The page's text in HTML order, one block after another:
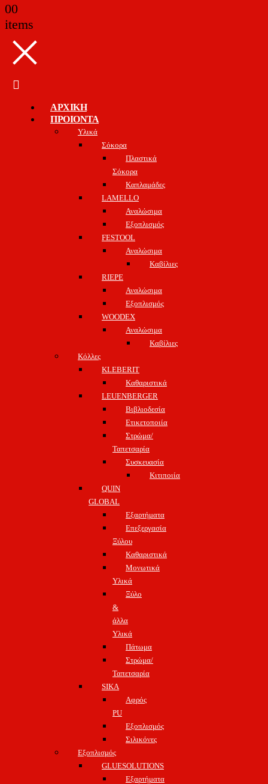
00
items
ΑΡΧΙΚΗ
ΠΡΟΙΟΝΤΑ
Υλικά
Σόκορα
Πλαστικά
Σόκορα
Καπλαμάδες
LAMELLO
Αναλώσιμα
Εξοπλισμός
FESTOOL
Αναλώσιμα
Καβίλιες
RIEPE
Αναλώσιμα
Εξοπλισμός
WOODEX
Αναλώσιμα
Καβίλιες
Κόλλες
KLEBERIT
Καθαριστικά
LEUENBERGER
Βιβλιοδεσία
Ετικετοποιία
Στρώμα/
Ταπετσαρία
Συσκευασία
Κιτιποιία
QUIN
GLOBAL
Εξαρτήματα
Επεξεργασία
Ξύλου
Καθαριστικά
Μονωτικά
Υλικά
Ξύλο
&
άλλα
Υλικά
Πάτωμα
Στρώμα/
Ταπετσαρία
SIKA
Αφρός
PU
Εξοπλισμός
Σιλικόνες
Εξοπλισμός
GLUESOLUTIONS
Εξαρτήματα